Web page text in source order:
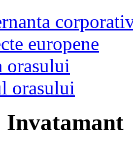
europene
orasului